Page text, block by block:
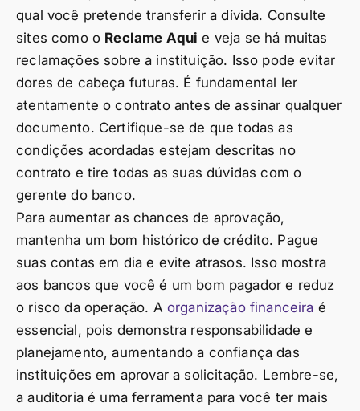
qual você pretende transferir a dívida. Consulte
sites como o Reclame Aqui e veja se há muitas
reclamações sobre a instituição. Isso pode evitar
dores de cabeça futuras. É fundamental ler
atentamente o contrato antes de assinar qualquer
documento. Certifique-se de que todas as
condições acordadas estejam descritas no
contrato e tire todas as suas dúvidas com o
gerente do banco.
Para aumentar as chances de aprovação,
mantenha um bom histórico de crédito. Pague
suas contas em dia e evite atrasos. Isso mostra
aos bancos que você é um bom pagador e reduz
o risco da operação. A organização financeira é
essencial, pois demonstra responsabilidade e
planejamento, aumentando a confiança das
instituições em aprovar a solicitação. Lembre-se,
a auditoria é uma ferramenta para você ter mais